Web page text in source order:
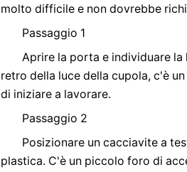
molto difficile e non dovrebbe
Passaggio 1
Aprire la porta e individuare la
retro della luce della cupola, c'è
di iniziare a lavorare.
Passaggio 2
Posizionare un cacciavite a
plastica. C'è un piccolo foro di